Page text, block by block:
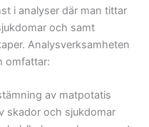
i analyser där man tittar
och samt
Analysverksamheten
omfattar:
av matpotatis
skador och sjukdomar